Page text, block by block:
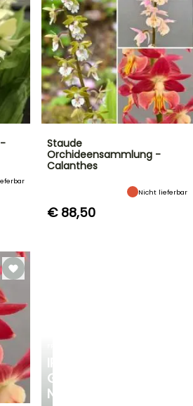
IRIS
GERMANICA
NEUHEITEN
Staude
Orchideensammlung -
Calanthes
Nicht lieferbar
€ 88,50